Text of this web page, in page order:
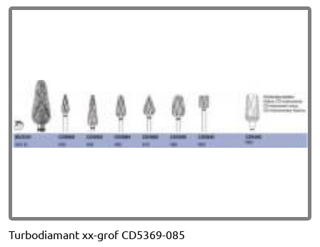
Turbodiamant xx-grof CD5369-085